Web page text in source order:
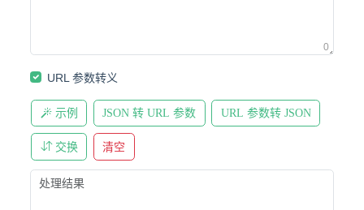
0
URL 参数转义
示例 JSON 转 URL 参数 URL 参数转 JSON
交换 清空